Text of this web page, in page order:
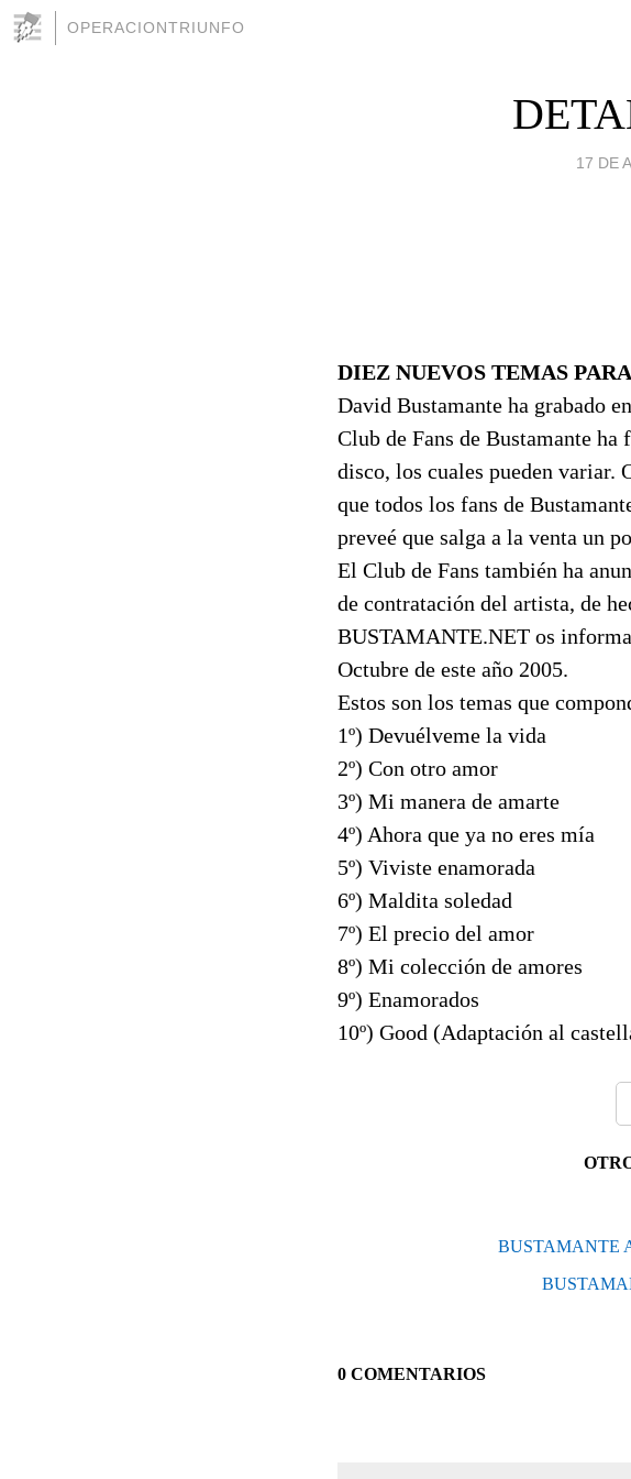
OPERACIONTRIUNFO
17 DE
DIEZ NUEVOS TEMAS
David Bustamante ha grabado
Club de Fans de Bustamante
disco, los cuales pueden variar.
que todos los fans de
preveé que salga a la venta un
El Club de Fans también ha
de contratación del artista, de
BUSTAMANTE.NET os
Octubre de este año 2005.
Estos son los temas que
1º) Devuélveme la vida
2º) Con otro amor
3º) Mi manera de amarte
4º) Ahora que ya no eres mía
5º) Viviste enamorada
6º) Maldita soledad
7º) El precio del amor
8º) Mi colección de amores
9º) Enamorados
10º) Good (Adaptación al
BUSTAMANTE
0 COMENTARIOS